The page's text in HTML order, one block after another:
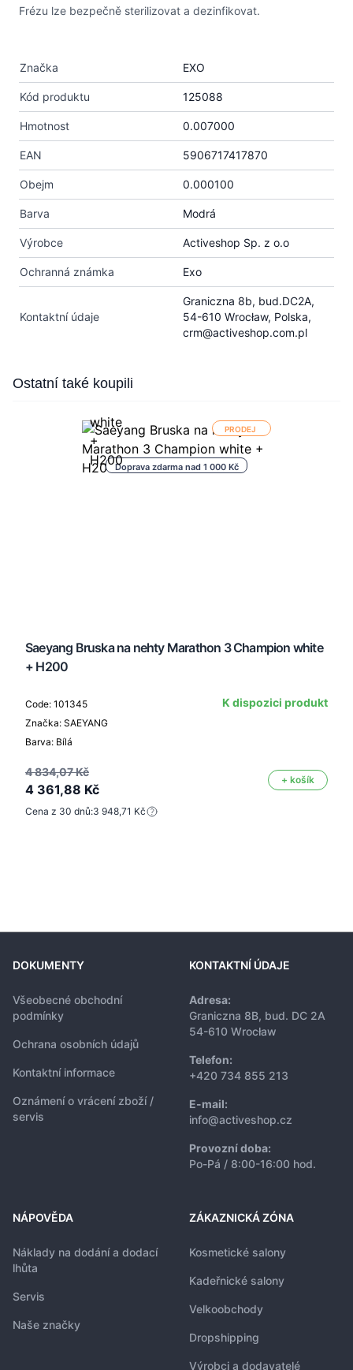
Frézu lze bezpečně sterilizovat a dezinfikovat.
Značka EXO
Kód produktu 125088
Hmotnost 0.007000
EAN 5906717417870
Obejm 0.000100
Barva Modrá
Výrobce Activeshop Sp. z o.o
Ochranná známka Exo
Kontaktní údaje
Graniczna 8b, bud.DC2A,
54-610 Wrocław, Polska,
crm@activeshop.com.pl
Press to skip carousel
Ostatní také koupili
PRODEJ
Doprava zdarma nad 1 000 Kč
Saeyang Bruska na nehty Marathon 3 Champion white
+ H200
Code: 101345
Značka: SAEYANG
Barva: Bílá
K dispozici produkt
4 834,07 Kč
4 361,88 Kč
+ košík
Cena z 30 dnů:3 948,71 Kč
DOKUMENTY
Všeobecné obchodní
podmínky
Ochrana osobních údajů
Kontaktní informace
Oznámení o vrácení zboží /
servis
KONTAKTNÍ ÚDAJE
Adresa:
Graniczna 8B, bud. DC 2A
54-610 Wrocław
Telefon:
+420 734 855 213
E-mail:
info@activeshop.cz
Provozní doba:
Po-Pá / 8:00-16:00 hod.
NÁPOVĚDA
Náklady na dodání a dodací
lhůta
Servis
Naše značky
ZÁKAZNICKÁ ZÓNA
Kosmetické salony
Kadeřnické salony
Velkoobchody
Dropshipping
Výrobci a dodavatelé